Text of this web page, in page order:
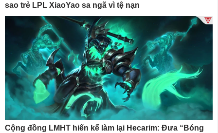
sao trẻ LPL XiaoYao sa ngã vì tệ nạn
Cộng đồng LMHT hiến kế làm lại Hecarim: Đưa “Bóng